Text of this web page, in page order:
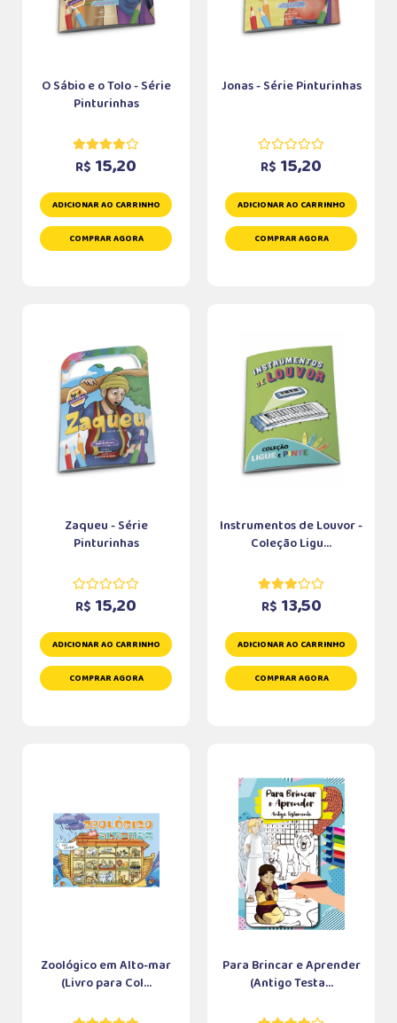
O Sábio e o Tolo - Série
Pinturinhas
R$ 15,20
ADICIONAR AO CARRINHO
COMPRAR AGORA
Jonas - Série Pinturinhas
R$ 15,20
ADICIONAR AO CARRINHO
COMPRAR AGORA
Zaqueu - Série
Pinturinhas
R$ 15,20
ADICIONAR AO CARRINHO
COMPRAR AGORA
Instrumentos de Louvor -
Coleção Ligu...
R$ 13,50
ADICIONAR AO CARRINHO
COMPRAR AGORA
Zoológico em Alto-mar
(Livro para Col...
Para Brincar e Aprender
(Antigo Testa...